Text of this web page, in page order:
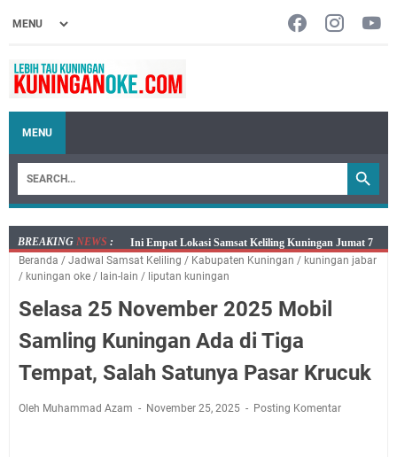
MENU
BREAKING NEWS :
Jumat 7 Agustus 2026 Mobil SIM Keliling Ada di
Kecamatan Sindangagung
Dicabut Dari Hidupmu, Kamu Akan Tetap Berjalan
Kelaparan Meskipun Memiliki Sekarung Penuh Uang
Salat Lima Waktu itu Bukan Cuma Kewajiban, Tapi
juga Tempat Beristirahat yang Paling Menenangkan, Ini
Beranda / Jadwal Samsat Keliling / Kabupaten Kuningan / kuningan jabar
/ kuningan oke / lain-lain / liputan kuningan
Selasa 25 November 2025 Mobil
Samling Kuningan Ada di Tiga
Tempat, Salah Satunya Pasar Krucuk
Oleh Muhammad Azam November 25, 2025 Posting Komentar